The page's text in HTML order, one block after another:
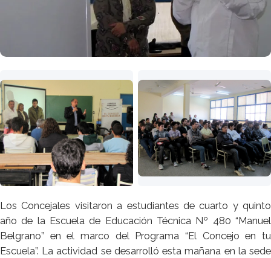
Los Concejales visitaron a estudiantes de cuarto y quinto
año de la Escuela de Educación Técnica Nº 480 “Manuel
Belgrano” en el marco del Programa “El Concejo en tu
Escuela”. La actividad se desarrolló esta mañana en la sede